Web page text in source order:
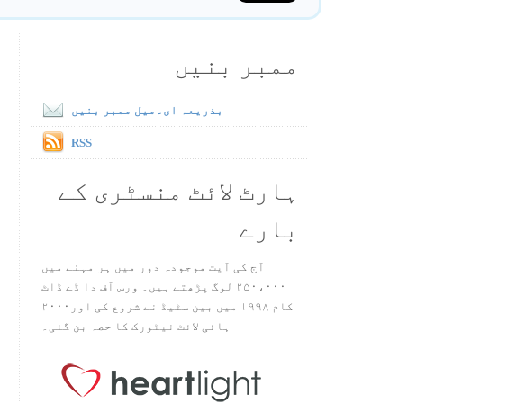
ممبر بنیں
بذریعہ ای۔میل ممبر بنیں
RSS
ہارٹ لائٹ منسٹری کے
بارے
آج کی آیت موجودہ دور میں ہر مہنے میں
۲۵۰،۰۰۰ لوگ پڑھتے ہیں۔ ورس آف دا ڈے ڈاٹ
کام ۱۹۹۸ میں بین سٹیڈ نے شروع کی اور۲۰۰۰
ہائی لائٹ نیٹورک کا حصہ بن گئی۔